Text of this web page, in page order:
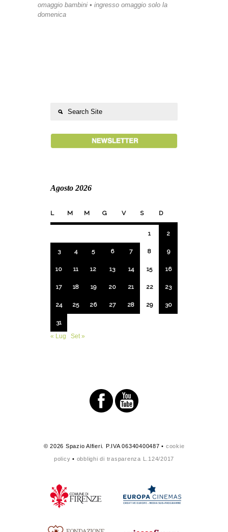
omaggio bambini • ingresso omaggio solo la
domenica
Agosto 2026
L M M G V S D
1 2
3 4 5 6 7 8 9
10 11 12 13 14 15 16
17 18 19 20 21 22 23
24 25 26 27 28 29 30
31
« Lug
Set »
© 2026 Spazio Alfieri. P.IVA 06340400487 • cookie
policy • obblighi di trasparenza L.124/2017